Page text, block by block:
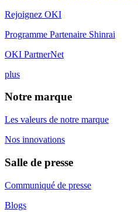
Rejoignez OKI
Programme Partenaire Shinrai
OKI PartnerNet
plus
Notre marque
Les valeurs de notre marque
Nos innovations
Salle de presse
Communiqué de presse
Blogs